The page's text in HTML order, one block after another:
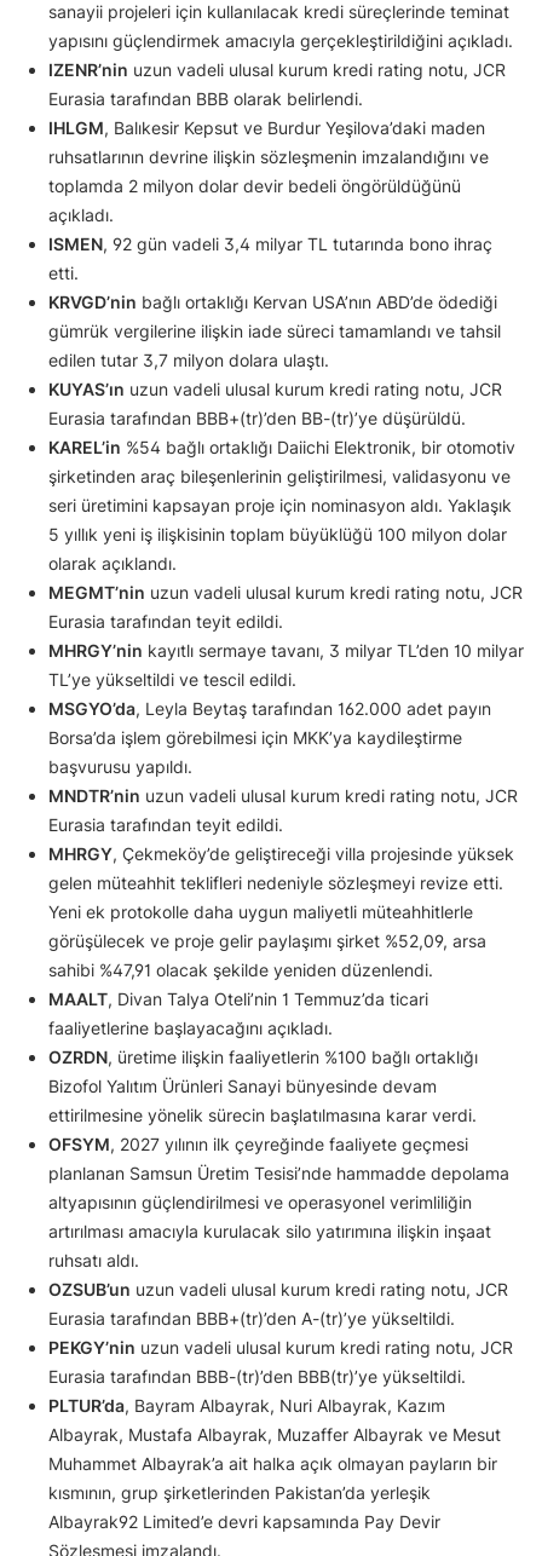
sanayii projeleri için kullanılacak kredi süreçlerinde teminat
yapısını güçlendirmek amacıyla gerçekleştirildiğini açıkladı.
IZENR’nin uzun vadeli ulusal kurum kredi rating notu, JCR
Eurasia tarafından BBB olarak belirlendi.
IHLGM, Balıkesir Kepsut ve Burdur Yeşilova’daki maden
ruhsatlarının devrine ilişkin sözleşmenin imzalandığını ve
toplamda 2 milyon dolar devir bedeli öngörüldüğünü
açıkladı.
ISMEN, 92 gün vadeli 3,4 milyar TL tutarında bono ihraç
etti.
KRVGD’nin bağlı ortaklığı Kervan USA’nın ABD’de ödediği
gümrük vergilerine ilişkin iade süreci tamamlandı ve tahsil
edilen tutar 3,7 milyon dolara ulaştı.
KUYAS’ın uzun vadeli ulusal kurum kredi rating notu, JCR
Eurasia tarafından BBB+(tr)’den BB-(tr)’ye düşürüldü.
KAREL’in %54 bağlı ortaklığı Daiichi Elektronik, bir otomotiv
şirketinden araç bileşenlerinin geliştirilmesi, validasyonu ve
seri üretimini kapsayan proje için nominasyon aldı. Yaklaşık
5 yıllık yeni iş ilişkisinin toplam büyüklüğü 100 milyon dolar
olarak açıklandı.
MEGMT’nin uzun vadeli ulusal kurum kredi rating notu, JCR
Eurasia tarafından teyit edildi.
MHRGY’nin kayıtlı sermaye tavanı, 3 milyar TL’den 10 milyar
TL’ye yükseltildi ve tescil edildi.
MSGYO’da, Leyla Beytaş tarafından 162.000 adet payın
Borsa’da işlem görebilmesi için MKK’ya kaydileştirme
başvurusu yapıldı.
MNDTR’nin uzun vadeli ulusal kurum kredi rating notu, JCR
Eurasia tarafından teyit edildi.
MHRGY, Çekmeköy’de geliştireceği villa projesinde yüksek
gelen müteahhit teklifleri nedeniyle sözleşmeyi revize etti.
Yeni ek protokolle daha uygun maliyetli müteahhitlerle
görüşülecek ve proje gelir paylaşımı şirket %52,09, arsa
sahibi %47,91 olacak şekilde yeniden düzenlendi.
MAALT, Divan Talya Oteli’nin 1 Temmuz’da ticari
faaliyetlerine başlayacağını açıkladı.
OZRDN, üretime ilişkin faaliyetlerin %100 bağlı ortaklığı
Bizofol Yalıtım Ürünleri Sanayi bünyesinde devam
ettirilmesine yönelik sürecin başlatılmasına karar verdi.
OFSYM, 2027 yılının ilk çeyreğinde faaliyete geçmesi
planlanan Samsun Üretim Tesisi’nde hammadde depolama
altyapısının güçlendirilmesi ve operasyonel verimliliğin
artırılması amacıyla kurulacak silo yatırımına ilişkin inşaat
ruhsatı aldı.
OZSUB’un uzun vadeli ulusal kurum kredi rating notu, JCR
Eurasia tarafından BBB+(tr)’den A-(tr)’ye yükseltildi.
PEKGY’nin uzun vadeli ulusal kurum kredi rating notu, JCR
Eurasia tarafından BBB-(tr)’den BBB(tr)’ye yükseltildi.
PLTUR’da, Bayram Albayrak, Nuri Albayrak, Kazım
Albayrak, Mustafa Albayrak, Muzaffer Albayrak ve Mesut
Muhammet Albayrak’a ait halka açık olmayan payların bir
kısmının, grup şirketlerinden Pakistan’da yerleşik
Albayrak92 Limited’e devri kapsamında Pay Devir
Sözleşmesi imzalandı.